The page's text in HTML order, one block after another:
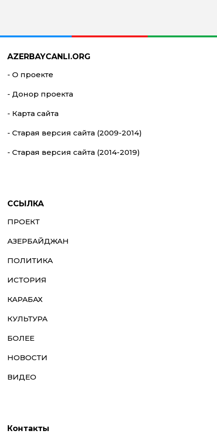
AZERBAYCANLI.ORG
- О проекте
- Донор проекта
- Карта сайта
- Старая версия сайта (2009-2014)
- Старая версия сайта (2014-2019)
ССЫЛКА
ПРОЕКТ
АЗЕРБАЙДЖАН
ПОЛИТИКА
ИСТОРИЯ
КАРАБАХ
КУЛЬТУРА
БОЛЕЕ
НОВОСТИ
ВИДЕО
Контакты